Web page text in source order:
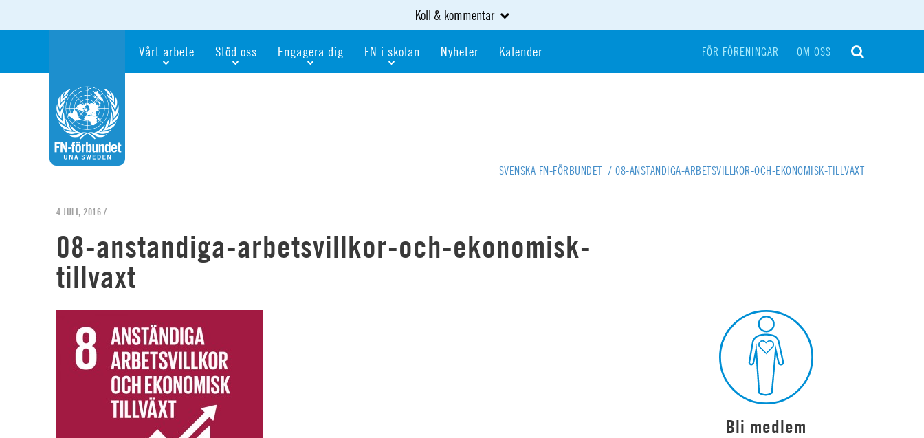
Koll & kommentar
Vårt arbete Stöd oss Engagera dig FN i skolan Nyheter Kalender FÖR FÖRENINGAR OM OSS
SVENSKA FN-FÖRBUNDET / 08-ANSTANDIGA-ARBETSVILLKOR-OCH-EKONOMISK-TILLVAXT
4 JULI, 2016 /
08-anstandiga-arbetsvillkor-och-ekonomisk-
tillvaxt
Bli medlem